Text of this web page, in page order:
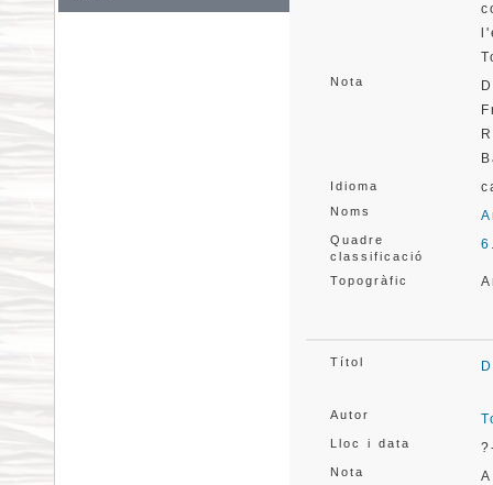
Nota
Idioma
Noms
Quadre
classificació
Topogràfic
Títol
Autor
Lloc i data
Nota